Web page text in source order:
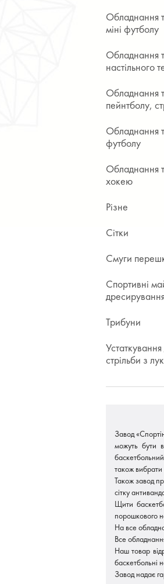
Обладнання
міні футболу
Обладнання
настільного
Обладнання
пейнтболу,
Обладнання
футболу
Обладнання
хокею
Різне
Сітки
Смуги
Спортивні
Трибуни
стрільби з
Завод
можуть бути
також вибрати
Також завод
сітку
Щити
порошкового
На все
Все
Наш товар
баскетбольні
Завод надає